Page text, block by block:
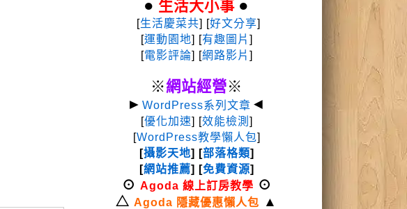
● 生活大小事 ●
[生活慶菜共] [好文分享]
[運動園地] [有趣圖片 ]
[電影評論] [網路影片 ]
※網站經營※
► WordPress系列文章 ◄
[優化加速] [效能檢測 ]
[WordPress教學懶人包]
[攝影天地] [部落格類]
[網站推薦] [免費資源]
⊙ Agoda 線上訂房教學 ⊙
△ Agoda 隱藏優惠懶人包
▲